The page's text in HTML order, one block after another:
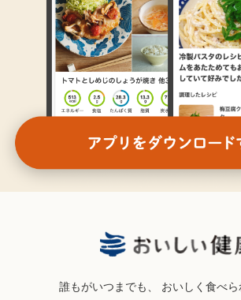
誰もがいつまでも、 おいしく食べ